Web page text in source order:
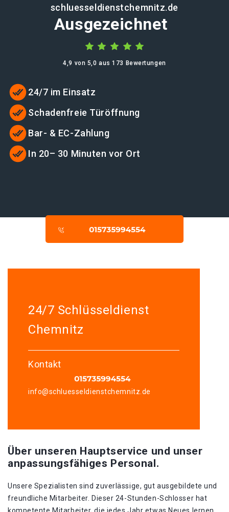
schluesseldienstchemnitz.de
Ausgezeichnet
4,9 von 5,0 aus 173 Bewertungen
24/7 im Einsatz
Schadenfreie Türöffnung
Bar- & EC-Zahlung
In 20– 30 Minuten vor Ort
24/7 Schlüsseldienst
Chemnitz
Kontakt
info@schluesseldienstchemnitz.de
Über unseren Hauptservice und unser
anpassungsfähiges Personal.
Unsere Spezialisten sind zuverlässige, gut ausgebildete und
freundliche Mitarbeiter. Dieser 24-Stunden-Schlosser hat